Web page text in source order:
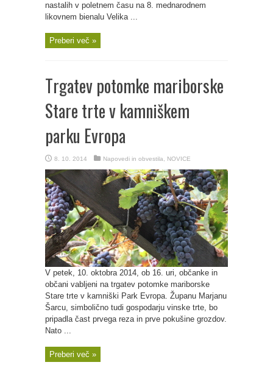
nastalih v poletnem času na 8. mednarodnem
likovnem bienalu Velika ...
Preberi več »
Trgatev potomke mariborske
Stare trte v kamniškem
parku Evropa
8. 10. 2014 Napovedi in obvestila NOVICE
V petek, 10. oktobra 2014, ob 16. uri, občanke in
občani vabljeni na trgatev potomke mariborske
Stare trte v kamniški Park Evropa. Županu Marjanu
Šarcu, simbolično tudi gospodarju vinske trte, bo
pripadla čast prvega reza in prve pokušine grozdov.
Nato ...
Preberi več »